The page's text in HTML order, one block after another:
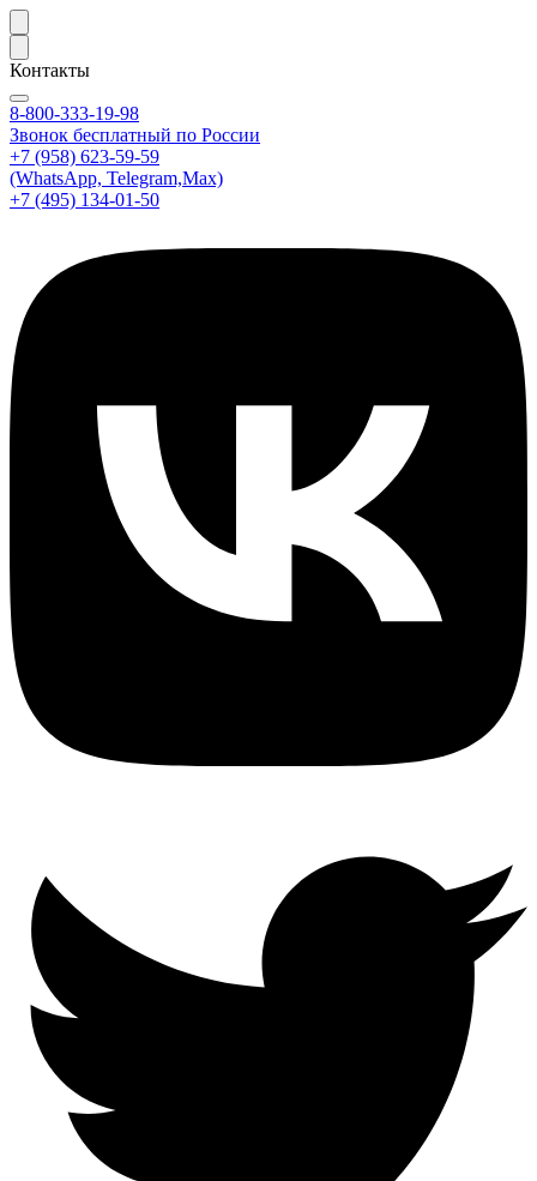
Контакты
8-800-333-19-98
Звонок бесплатный по России
+7 (958) 623-59-59
(WhatsApp, Telegram,Max)
+7 (495) 134-01-50